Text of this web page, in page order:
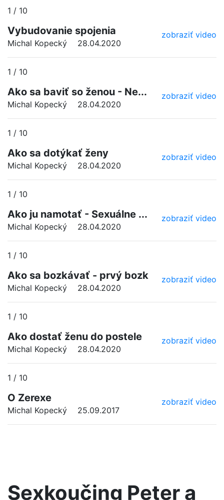
1 / 10
Vybudovanie spojenia
zobraziť video
Michal Kopecký
28.04.2020
1 / 10
Ako sa baviť so ženou - Ne...
zobraziť video
Michal Kopecký
28.04.2020
1 / 10
Ako sa dotýkať ženy
zobraziť video
Michal Kopecký
28.04.2020
1 / 10
Ako ju namotať - Sexuálne ...
zobraziť video
Michal Kopecký
28.04.2020
1 / 10
Ako sa bozkávať - prvý bozk
zobraziť video
Michal Kopecký
28.04.2020
1 / 10
Ako dostať ženu do postele
zobraziť video
Michal Kopecký
28.04.2020
1 / 10
O Zerexe
zobraziť video
Michal Kopecký
25.09.2017
Sexkoučing Peter a